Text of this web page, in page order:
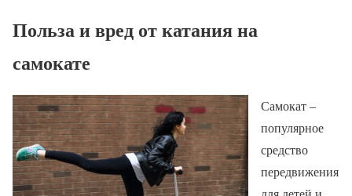
Польза и вред от катания на
самокате
Самокат –
популярное
средство
передвижения